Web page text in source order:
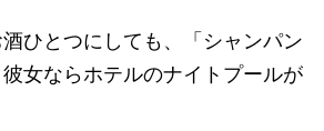
ひとつにしても、「シャンパン
女ならホテルのナイトプールが